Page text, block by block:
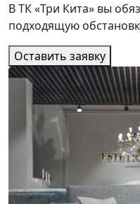
В ТК «Три Кита» вы
подходящую
Оставить заявку